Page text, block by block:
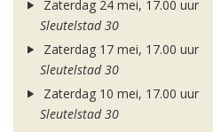
Zaterdag 24 mei, 17.00 uur
Sleutelstad 30
Zaterdag 17 mei, 17.00 uur
Sleutelstad 30
Zaterdag 10 mei, 17.00 uur
Sleutelstad 30